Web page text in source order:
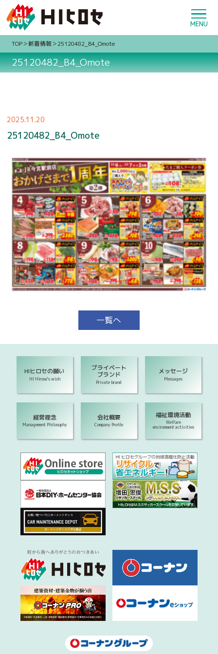
TOP 新着情報 25120482_B4_Omote
25120482_B4_Omote
2025.11.20
25120482_B4_Omote
一覧へ
HIヒロセの願い
HI Hirose's wish
プライベート
ブランド
Private brand
メッセージ
Messages
経営理念
Management Philosophy
会社概要
Company Profile
福祉環境活動
Welfare
environment activities